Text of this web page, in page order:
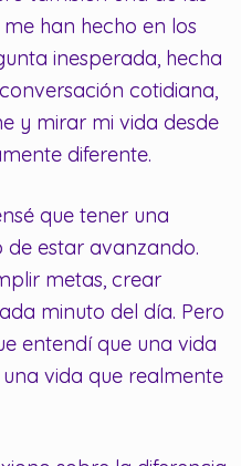
han hecho en los
inesperada, hecha
cotidiana,
y mirar mi vida desde
diferente.
que tener una
estar avanzando.
metas, crear
minuto del día. Pero
entendí que una vida
vida que realmente